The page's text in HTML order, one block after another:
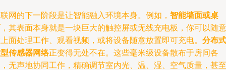
网的下一阶段是让智能融入环境本身。例如， 智能墙面或桌
，其表面本身就是一块巨大的触控屏或无线充电板，你可以随意
面处理工作、观看视频，或将设备随意放置即可充电。 分布式
传感器网络正变得无处不在。这些毫米级设备散布于房间各
无声地协同工作，精确调节室内光、温、湿、空气质量，甚至